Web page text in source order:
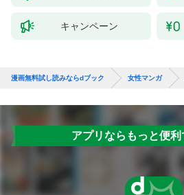
キャンペーン
漫画無料試し読みならdブック 女性マンガ
アプリならもっと便利